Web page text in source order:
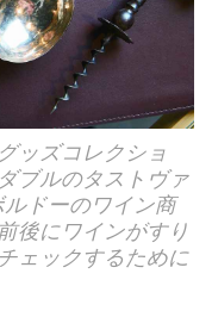
ッズコレクショ
ブルのタストヴァ
ドーのワイン商
後にワインがすり
ェックするために